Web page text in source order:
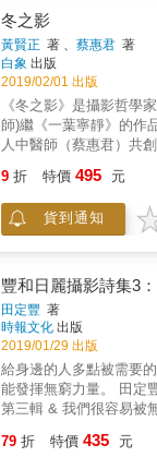
都附上一段有趣的小故
1974 ~ 1983，當時許多
候，他就走遍中國、香
洲，進入鮮少外地人可
手的採訪和報導，真實
尚未被全球化，各地還
代。 得獎紀錄&& & &ldquo;From Manchuria to
Journalism Gold Award 1999
Angeles Times&rdquo;
大獎
冬之影
黃賢正 著 、蔡惠君 著
白象 出版
2019/02/01 出版
《冬之影》是攝影哲學
師)繼《一葉寧靜》的作
人中醫師（蔡惠君）共
影像書寫人生哲學。途
層次的激盪，每一個快
感的詮釋。當Sam的攝
白，我在混沌的時空，
剛毅多了幾許柔和的撫
之際「冰心」作品，將
中，獨特極簡的構圖，
境；暗與白的對比，動
令人驚艷！「冬之素描
「冬之寂」、「創世紀
等作品屬同系列，黑色
生如黑白鍵盤的音樂韻
9 折 特價 495 元
貨到通知
豐和日麗攝影詩集3
田定豐 著
時報文化 出版
2019/01/29 出版
給身邊的人多點被需要的時候，
能發揮無窮力量。 田定豐 追逐夢想的影像紀錄
第三輯 & 我們很容易被無限迴圈的制式生活，
好的和自己的心去對話！ 生活，不應該只是被
79 折 特價 435 元